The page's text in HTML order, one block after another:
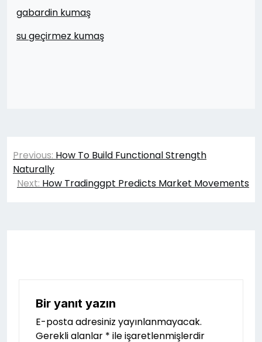
gabardin kumaş
su geçirmez kumaş
Yazı
gezinmesi
Previous: How To Build Functional Strength
Naturally
Next: How Tradinggpt Predicts Market Movements
Bir yanıt yazın
E-posta adresiniz yayınlanmayacak.
Gerekli alanlar * ile işaretlenmişlerdir